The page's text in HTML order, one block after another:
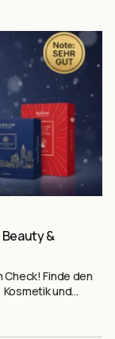
&
Check! Finde den
und